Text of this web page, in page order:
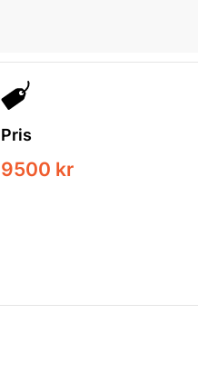
Pris
9500 kr